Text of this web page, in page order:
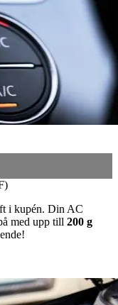
i kupén. Din AC
med upp till 200 g